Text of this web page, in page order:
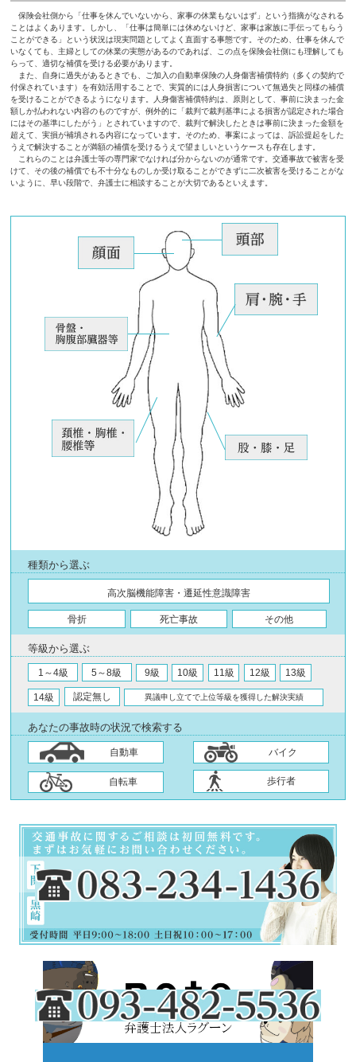
保険会社側から「仕事を休んでいないから、家事の休業もないはず」という指摘がなされる
ことはよくあります。しかし、「仕事は簡単には休めないけど、家事は家族に手伝ってもらう
ことができる」という状況は現実問題としてよく直面する事態です。そのため、仕事を休んで
いなくても、主婦としての休業の実態があるのであれば、この点を保険会社側にも理解しても
らって、適切な補償を受ける必要があります。
また、自身に過失があるときでも、ご加入の自動車保険の人身傷害補償特約（多くの契約で
付保されています）を有効活用することで、実質的には人身損害について無過失と同様の補償
を受けることができるようになります。人身傷害補償特約は、原則として、事前に決まった金
額しか払われない内容のものですが、例外的に「裁判で裁判基準による損害が認定された場合
にはその基準にしたがう」とされていますので、裁判で解決したときは事前に決まった金額を
超えて、実損が補填される内容になっています。そのため、事案によっては、訴訟提起をした
うえで解決することが満額の補償を受けるうえで望ましいというケースも存在します。
これらのことは弁護士等の専門家でなければ分からないのが通常です。交通事故で被害を受
けて、その後の補償でも不十分なものしか受け取ることができずに二次被害を受けることがな
いように、早い段階で、弁護士に相談することが大切であるといえます。
種類から選ぶ
高次脳機能障害・遷延性意識障害
骨折 死亡事故 その他
等級から選ぶ
1～4級 5～8級 9級 10級 11級 12級 13級
14級 認定無し 異議申し立てで上位等級を獲得した解決実績
あなたの事故時の状況で検索する
自動車 バイク
自転車 歩行者